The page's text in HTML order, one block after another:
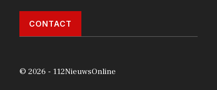
CONTACT
© 2026 - 112NieuwsOnline